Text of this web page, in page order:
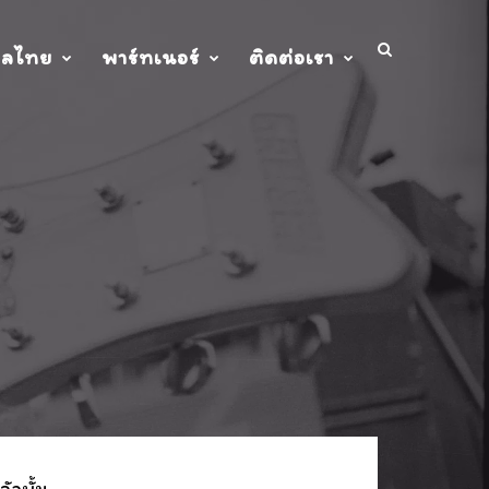
ไทย พาร์ทเนอร์ ติดต่อเรา